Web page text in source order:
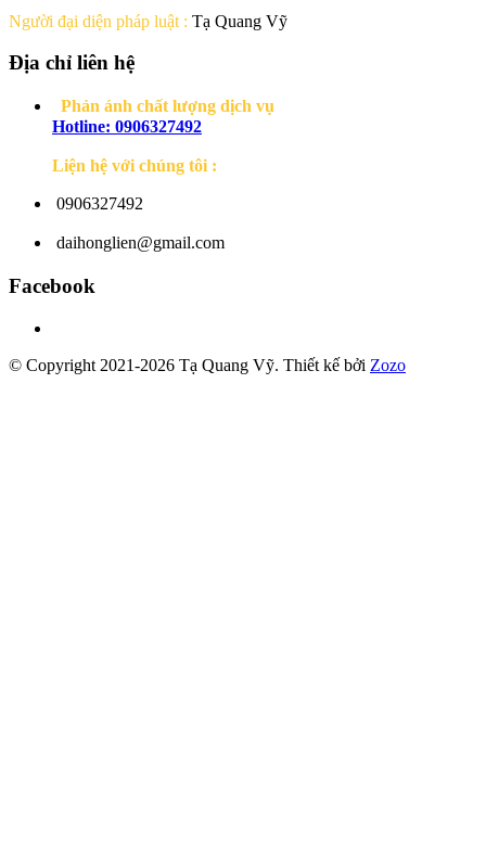
Người đại diện pháp luật : Tạ Quang Vỹ
Địa chỉ liên hệ
Phản ánh chất lượng dịch vụ
Hotline: 0906327492
Liện hệ với chúng tôi :
0906327492
daihonglien@gmail.com
Facebook
© Copyright 2021-2026 Tạ Quang Vỹ. Thiết kế bởi Zozo